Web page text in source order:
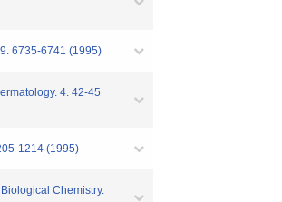
6735-6741 (1995)
4. 42-45
1214 (1995)
Chemistry.